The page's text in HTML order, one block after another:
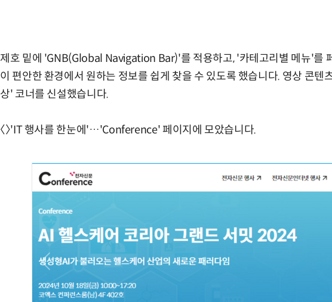
제호 밑에 'GNB(Global Navigation Bar)'를 적용하고, '카테고리별 메뉴'를
이 편안한 환경에서 원하는 정보를 쉽게 찾을 수 있도록 했습니다. 영상 콘
상' 코너를 신설했습니다.
〈〉'IT 행사를 한눈에'…'Conference' 페이지에 모았습니다.